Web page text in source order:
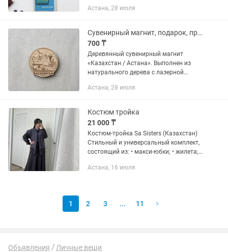
форме карты страны с обозначением
Астана, 28 июля
Сувенирный магнит, подарок, презент, гостинец, памятный предмет
700 ₸
Деревянный сувенирный магнит
«Казахстан / Астана». Выполнен из
натурального дерева с лазерной
Отлично подойдет как памятный
Астана, 28 июля
Костюм тройка
21 000 ₸
Костюм-тройка Sa Sisters (Казахстан)
Стильный и универсальный комплект,
состоящий из: • макси-юбки; • жилета; •
из тонкого трикотажа двойной нити —
Астана, 16 июля
1 2 3 ... 11
Объявления Личные вещи